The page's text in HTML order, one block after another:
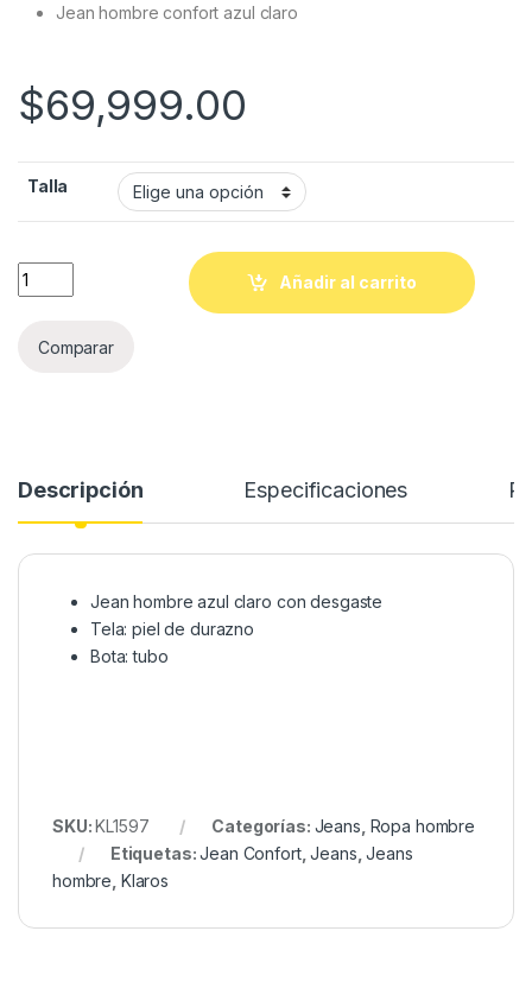
Jean hombre confort azul claro
$69,999.00
Talla
Quantity
Añadir al carrito
Comparar
Descripción Especificaciones
Jean hombre azul claro con desgaste
Tela: piel de durazno
Bota: tubo
SKU:KL1597 Categorías: Jeans, Ropa hombre
Etiquetas:Jean Confort,Jeans,Jeans
hombre, Klaros